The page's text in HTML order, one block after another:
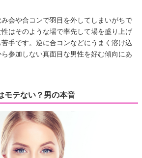
会や合コンで羽目を外してしまいがちで
はそのような場で率先して場を盛り上げ
手です。逆に合コンなどにうまく溶け込
参加しない真面目な男性を好む傾向にあ
モテない？男の本音